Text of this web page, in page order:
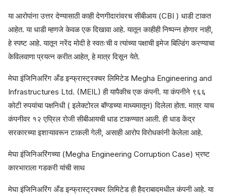
या आरोपांना उत्तर देण्यासाठी काही देणगीदारांवरच सीबीआय (CBI ) धाडी टाकत
आहेत. या धाडी म्हणजे केवळ एक दिखावा आहे. यातून काहीही निष्पन्न होणार नाही,
हे स्पष्ट आहे. यातून नरेंद मोदी हे स्वतःची व त्यांच्या पक्षाची इमेज बिल्डिंग करण्याचा
केविलवाणा प्रयत्न करीत आहेत, हे मात्र दिसून येते.
मेघा इंजिनिअरिंग अँड इन्फ्रास्ट्रक्चर लिमिटेड Megha Engineering and
Infrastructures Ltd. (MEIL) ही यापैकीच एक कंपनी. या कंपनीने ९६६
कोटी रुपयांचा पक्षनिधी ( इलेक्टोरल बॉण्डच्या माध्यमातून) दिलेला होता. मात्र याच
कंपनीवर १२ एप्रिल रोजी सीबीआयची धाड टाकण्यात आली. ही धाड केंद्र
सरकारच्या इशाऱ्यावरून टाकली गेली, असाही आरोप विरोधकांनी केलेला आहे.
मेघा इंजिनिअरिंगच्या (Megha Engineering Corruption Case) भ्रष्ट
कारभाराला गडकरी यांची साथ
मेघा इंजिनिअरिंग अँड इन्फ्रास्ट्रक्चर लिमिटेड ही हैदराबादमधील कंपनी आहे. या